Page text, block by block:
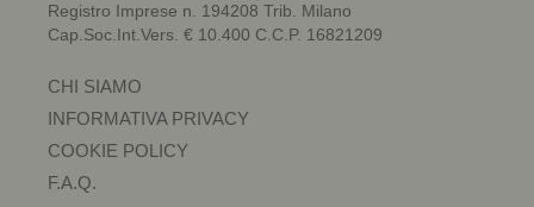
Registro Imprese n. 194208 Trib. Milano
Cap.Soc.Int.Vers. € 10.400 C.C.P. 16821209
CHI SIAMO
INFORMATIVA PRIVACY
COOKIE POLICY
F.A.Q.